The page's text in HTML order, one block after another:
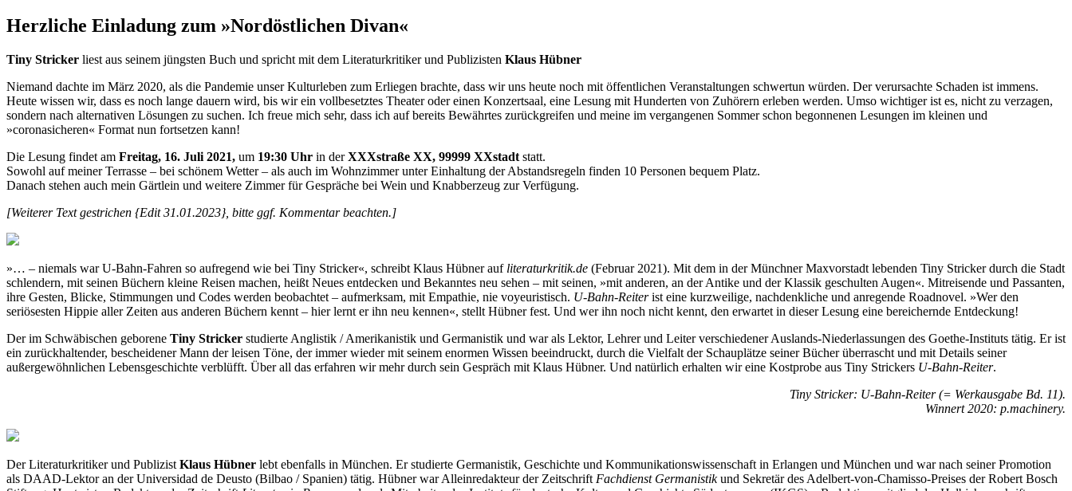
Herzliche Einladung zum »Nordöstlichen Divan«
Tiny Stricker liest aus seinem jüngsten Buch und spricht mit dem Literaturkritiker und Publizisten Klaus Hübner
Niemand dachte im März 2020, als die Pandemie unser Kulturleben zum Erliegen brachte, dass wir uns heute noch mit öffentlichen Veranstaltungen schwertun würden. Der verursachte Schaden ist immens.
Heute wissen wir, dass es noch lange dauern wird, bis wir ein vollbesetztes Theater oder einen Konzertsaal, eine Lesung mit Hunderten von Zuhörern erleben werden. Umso wichtiger ist es, nicht zu verzagen,
sondern nach alternativen Lösungen zu suchen. Ich freue mich sehr, dass ich auf bereits Bewährtes zurückgreifen und meine im vergangenen Sommer schon begonnenen Lesungen im kleinen und
»coronasicheren« Format nun fortsetzen kann!
Die Lesung findet am Freitag, 16. Juli 2021, um 19:30 Uhr in derXXXstraße XX, 99999 XXstadt statt.
Sowohl auf meiner Terrasse – bei schönem Wetter – als auch im Wohnzimmer unter Einhaltung der Abstandsregeln finden 10 Personen bequem Platz.
Danach stehen auch mein Gärtlein und weitere Zimmer für Gespräche bei Wein und Knabberzeug zur Verfügung.
[Weiterer Text gestrichen {Edit 31.01.2023}, bitte ggf. Kommentar beachten.]
»… – niemals war U-Bahn-Fahren so aufregend wie bei Tiny Stricker«, schreibt Klaus Hübner auf literaturkritik.de (Februar 2021). Mit dem in der Münchner Maxvorstadt lebenden Tiny Stricker durch die Stadt
schlendern, mit seinen Büchern kleine Reisen machen, heißt Neues entdecken und Bekanntes neu sehen – mit seinen, »mit anderen, an der Antike und der Klassik geschulten Augen«. Mitreisende und Passanten,
ihre Gesten, Blicke, Stimmungen und Codes werden beobachtet – aufmerksam, mit Empathie, nie voyeuristisch. U-Bahn-Reiterist eine kurzweilige, nachdenkliche und anregende Roadnovel. »Wer den
seriösesten Hippie aller Zeiten aus anderen Büchern kennt – hier lernt er ihn neu kennen«, stellt Hübner fest. Und wer ihn noch nicht kennt, den erwartet in dieser Lesung eine bereichernde Entdeckung!
Der im Schwäbischen geborene Tiny Stricker studierte Anglistik / Amerikanistik und Germanistik und war als Lektor, Lehrer und Leiter verschiedener Auslands-Niederlassungen des Goethe-Instituts tätig. Er ist
ein zurückhaltender, bescheidener Mann der leisen Töne, der immer wieder mit seinem enormen Wissen beeindruckt, durch die Vielfalt der Schauplätze seiner Bücher überrascht und mit Details seiner
außergewöhnlichen Lebensgeschichte verblüfft. Über all das erfahren wir mehr durch sein Gespräch mit Klaus Hübner. Und natürlich erhalten wir eine Kostprobe aus Tiny Strickers U-Bahn-Reiter.
Tiny Stricker: U-Bahn-Reiter (= Werkausgabe Bd. 11).
Winnert 2020: p.machinery.
Der Literaturkritiker und Publizist Klaus Hübner lebt ebenfalls in München. Er studierte Germanistik, Geschichte und Kommunikationswissenschaft in Erlangen und München und war nach seiner Promotion
als DAAD-Lektor an der Universidad de Deusto (Bilbao / Spanien) tätig. Hübner war Alleinredakteur der Zeitschrift Fachdienst Germanistikund Sekretär des Adelbert-von-Chamisso-Preises der Robert Bosch